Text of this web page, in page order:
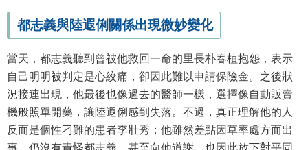
都志義與陸遐俐關係出現微妙變化
當天，都志義聽到曾被他救回一命的里長朴春植抱怨，表示
自己明明被判定是心絞痛，卻因此難以申請保險金。之後狀
況接連出現，他最後也像過去的醫師一樣，選擇像自動販賣
機般照單開藥，讓陸遐俐感到失落。不過，真正理解他的人
反而是個性刁難的患者李壯秀；他雖然差點因草率處方而出
事，仍沒有責怪都志義，甚至向他道謝，也因此放下對平同